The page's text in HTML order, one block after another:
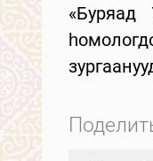
«Буряад